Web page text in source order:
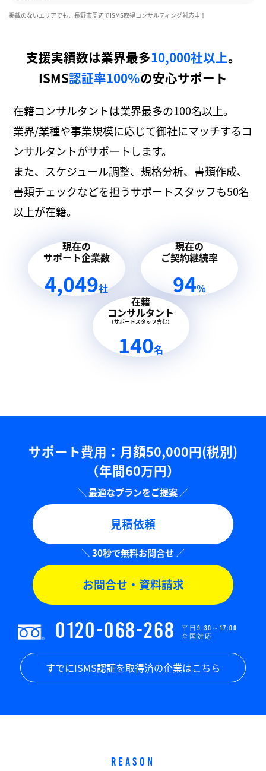
掲載のないエリアでも、長野市周辺でISMS取得コンサルティング対応中！
支援実績数は業界最多10,000社以上。
ISMS認証率100％の安心サポート
在籍コンサルタントは業界最多の100名以上。
業界/業種や事業規模に応じて御社にマッチするコ
ンサルタントがサポートします。
また、スケジュール調整、規格分析、書類作成、
書類チェックなどを担うサポートスタッフも50名
以上が在籍。
現在の
サポート企業数
4,049社
現在の
ご契約継続率
94％
在籍
コンサルタント
（サポートスタッフ含む）
140名
サポート費用：⽉額50,000円(税別)
（年間60万円）
見積依頼
お問合せ・資料請求
0120-068-268
平日9:30～17:00
全国対応
すでにISMS認証を取得済の企業はこちら
REASON